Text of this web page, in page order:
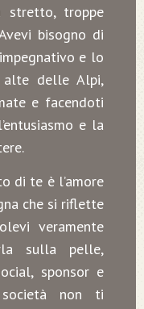
stretto, troppe
bisogno di
e lo
delle Alpi,
e facendoti
e la
di te è l’amore
che si riflette
veramente
sulla pelle,
sponsor e
società non ti